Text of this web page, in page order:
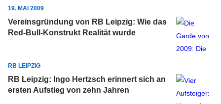
19. MAI 2009
Vereinsgründung von RB Leipzig: Wie das
Red-Bull-Konstrukt Realität wurde
RB LEIPZIG
RB Leipzig: Ingo Hertzsch erinnert sich an
ersten Aufstieg von zehn Jahren